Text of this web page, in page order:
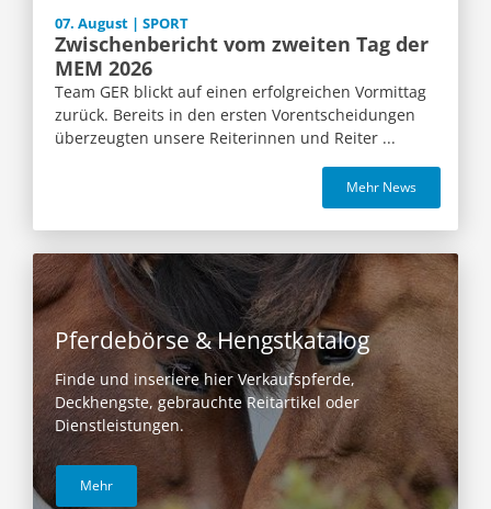
07. August | SPORT
Zwischenbericht vom zweiten Tag der
MEM 2026
Team GER blickt auf einen erfolgreichen Vormittag
zurück. Bereits in den ersten Vorentscheidungen
überzeugten unsere Reiterinnen und Reiter ...
Mehr News
Pferdebörse & Hengstkatalog
Finde und inseriere hier Verkaufspferde,
Deckhengste, gebrauchte Reitartikel oder
Dienstleistungen.
Mehr